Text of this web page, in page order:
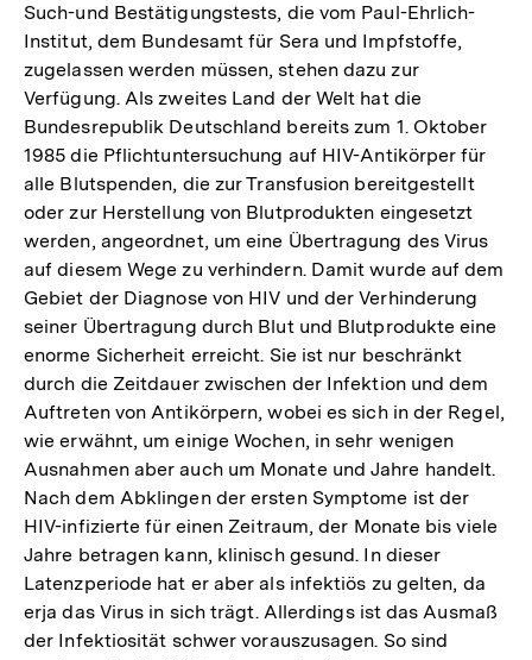
Such-und Bestätigungstests, die vom Paul-Ehrlich-
Institut, dem Bundesamt für Sera und Impfstoffe,
zugelassen werden müssen, stehen dazu zur
Verfügung. Als zweites Land der Welt hat die
Bundesrepublik Deutschland bereits zum 1. Oktober
1985 die Pflichtuntersuchung auf HIV-Antikörper für
alle Blutspenden, die zur Transfusion bereitgestellt
oder zur Herstellung von Blutprodukten eingesetzt
werden, angeordnet, um eine Übertragung des Virus
auf diesem Wege zu verhindern. Damit wurde auf dem
Gebiet der Diagnose von HIV und der Verhinderung
seiner Übertragung durch Blut und Blutprodukte eine
enorme Sicherheit erreicht. Sie ist nur beschränkt
durch die Zeitdauer zwischen der Infektion und dem
Auftreten von Antikörpern, wobei es sich in der Regel,
wie erwähnt, um einige Wochen, in sehr wenigen
Ausnahmen aber auch um Monate und Jahre handelt.
Nach dem Abklingen der ersten Symptome ist der
HIV-infizierte für einen Zeitraum, der Monate bis viele
Jahre betragen kann, klinisch gesund. In dieser
Latenzperiode hat er aber als infektiös zu gelten, da
erja das Virus in sich trägt. Allerdings ist das Ausmaß
der Infektiosität schwer vorauszusagen. So sind